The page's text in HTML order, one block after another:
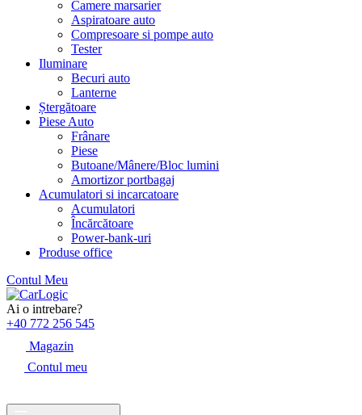
Camere marsarier
Aspiratoare auto
Compresoare si pompe auto
Tester
Iluminare
Becuri auto
Lanterne
Ștergătoare
Piese Auto
Frânare
Piese
Butoane/Mânere/Bloc lumini
Amortizor portbagaj
Acumulatori si incarcatoare
Acumulatori
Încărcătoare
Power-bank-uri
Produse office
Contul Meu
Skip
to
content
Ai o intrebare?
+40 772 256 545
Magazin
Contul meu